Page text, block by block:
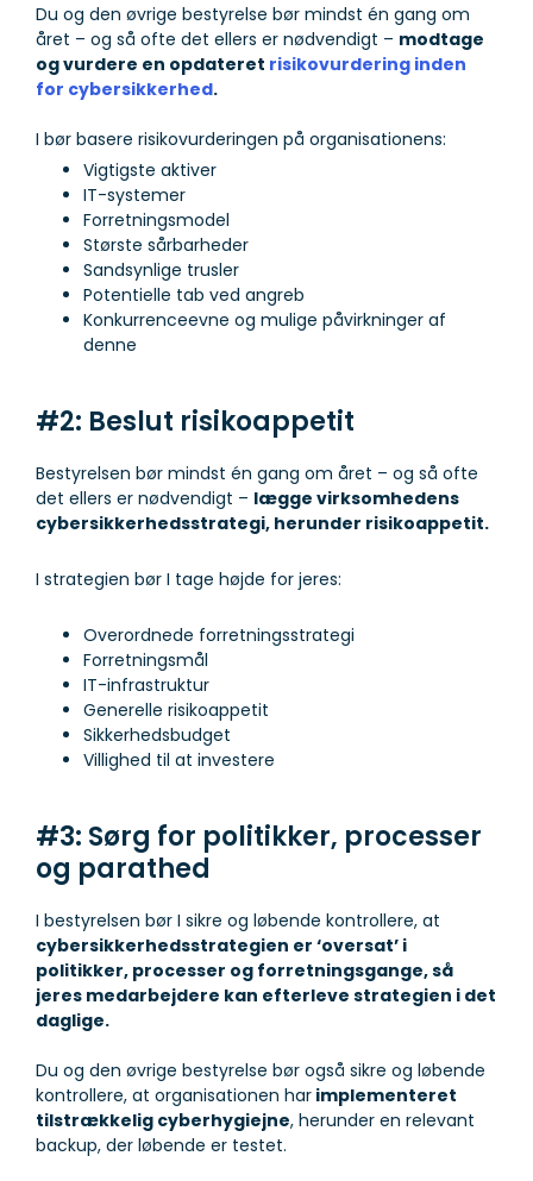
Du og den øvrige bestyrelse bør mindst én gang om
året – og så ofte det ellers er nødvendigt – modtage
og vurdere en opdateret risikovurdering inden
for cybersikkerhed.
I bør basere risikovurderingen på organisationens:
Vigtigste aktiver
IT-systemer
Forretningsmodel
Største sårbarheder
Sandsynlige trusler
Potentielle tab ved angreb
Konkurrenceevne og mulige påvirkninger af
denne
#2: Beslut risikoappetit
Bestyrelsen bør mindst én gang om året – og så ofte
det ellers er nødvendigt – lægge virksomhedens
cybersikkerhedsstrategi, herunder risikoappetit.
I strategien bør I tage højde for jeres:
Overordnede forretningsstrategi
Forretningsmål
IT-infrastruktur
Generelle risikoappetit
Sikkerhedsbudget
Villighed til at investere
#3: Sørg for politikker, processer
og parathed
I bestyrelsen bør I sikre og løbende kontrollere, at
cybersikkerhedsstrategien er ‘oversat’ i
politikker, processer og forretningsgange, så
jeres medarbejdere kan efterleve strategien i det
daglige.
Du og den øvrige bestyrelse bør også sikre og løbende
kontrollere, at organisationen har implementeret
tilstrækkelig cyberhygiejne, herunder en relevant
backup, der løbende er testet.